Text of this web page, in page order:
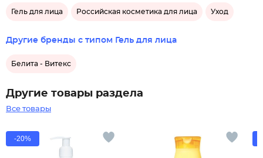
Гель для лица Российская косметика для лица Уход
Другие бренды с типом Гель для лица
Белита - Витекс
Другие товары раздела
Все товары
-20%